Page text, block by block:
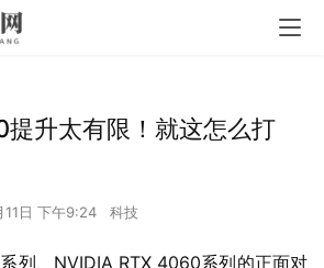
升太有限！就这怎么打
日 下午9:24 科技
列、NVIDIA RTX 4060系列的正面对